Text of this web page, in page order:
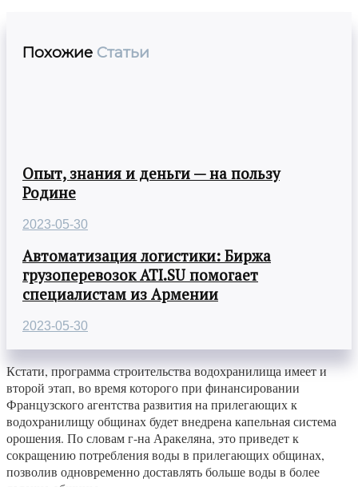
Похожие Статьи
Опыт, знания и деньги — на пользу
Родине
2023-05-30
Автоматизация логистики: Биржа
грузоперевозок ATI.SU помогает
специалистам из Армении
2023-05-30
Кстати, программа строительства водохранилища имеет и
второй этап, во время которого при финансировании
Французского агентства развития на прилегающих к
водохранилищу общинах будет внедрена капельная система
орошения. По словам г-на Аракеляна, это приведет к
сокращению потребления воды в прилегающих общинах,
позволив одновременно доставлять больше воды в более